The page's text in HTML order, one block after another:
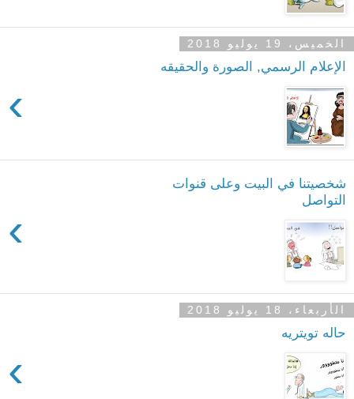
الخميس، 19 يوليو 2018
الإعلام الرسمي, الصورة والحقيقه
›
شخصيتنا في البيت وعلى قنوات
التواصل
›
الأربعاء، 18 يوليو 2018
حاله تويتريه
›